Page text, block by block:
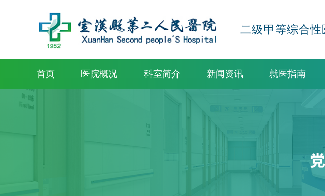
二级甲等综合性
首页 医院概况 科室简介 新闻资讯 就医指南